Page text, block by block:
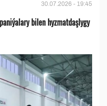
30.07.2026 - 19:45
bilen hyzmatdaşlygy